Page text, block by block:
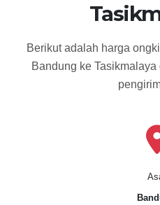
Berikut adalah harga
Bandung ke